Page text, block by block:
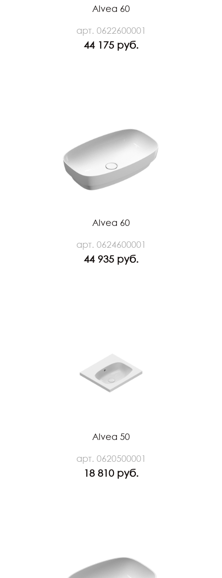
Alvea 60
арт. 0622600001
44 175 руб.
Alvea 60
арт. 0624600001
44 935 руб.
Alvea 50
арт. 0620500001
18 810 руб.